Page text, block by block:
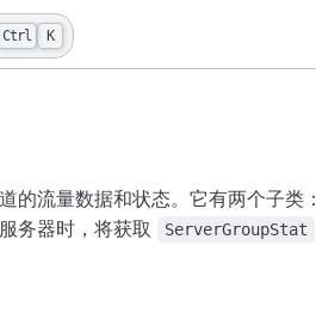
Ctrl K
的流量数据和状态。它有两个子类：
务器时，将获取 ServerGroupStat